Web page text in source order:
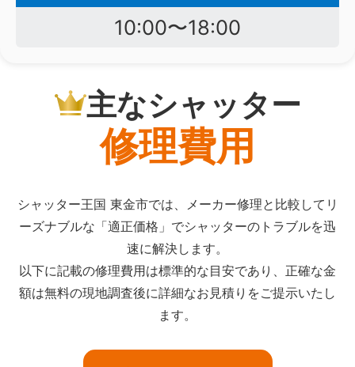
10:00〜18:00
主なシャッター
修理費用
シャッター王国 東金市では、メーカー修理と比較してリ
ーズナブルな「適正価格」でシャッターのトラブルを迅
速に解決します。
以下に記載の修理費用は標準的な目安であり、正確な金
額は無料の現地調査後に詳細なお見積りをご提示いたし
ます。